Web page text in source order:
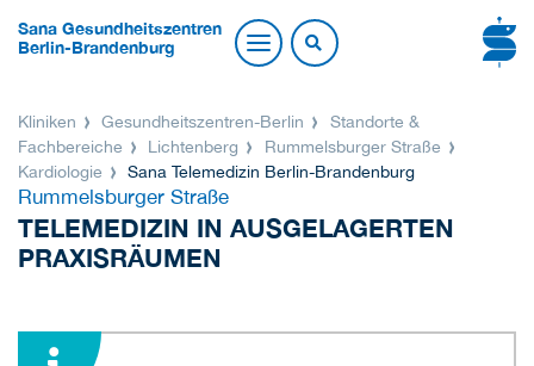
Sana Gesundheitszentren
Berlin-Brandenburg
Kliniken Gesundheitszentren-Berlin
Standorte &
Fachbereiche
Lichtenberg
Rummelsburger Straße
Kardiologie
Sana Telemedizin Berlin-Brandenburg
Rummelsburger Straße
TELEMEDIZIN IN AUSGELAGERTEN
PRAXISRÄUMEN